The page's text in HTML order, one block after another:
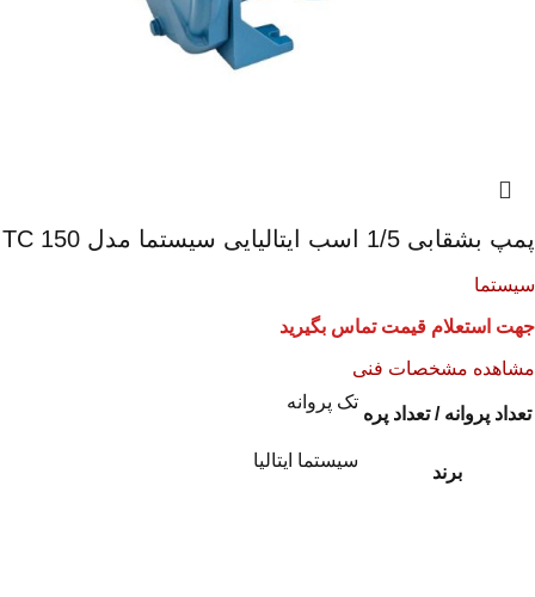
پمپ بشقابی 1/5 اسب ایتالیایی سیستما مدل TC 150
سیستما
جهت استعلام قیمت تماس بگیرید
مشاهده مشخصات فنی
تعداد پروانه / تعداد پره
تک پروانه
برند
سیستما ایتالیا